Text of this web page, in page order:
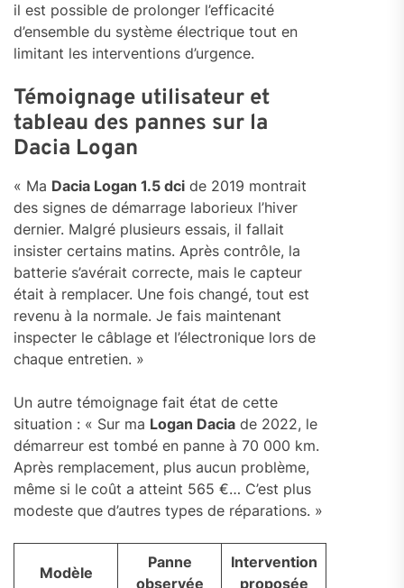
il est possible de prolonger l’efficacité
d’ensemble du système électrique tout en
limitant les interventions d’urgence.
Témoignage utilisateur et
tableau des pannes sur la
Dacia Logan
« Ma Dacia Logan 1.5 dci de 2019 montrait
des signes de démarrage laborieux l’hiver
dernier. Malgré plusieurs essais, il fallait
insister certains matins. Après contrôle, la
batterie s’avérait correcte, mais le capteur
était à remplacer. Une fois changé, tout est
revenu à la normale. Je fais maintenant
inspecter le câblage et l’électronique lors de
chaque entretien. »
Un autre témoignage fait état de cette
situation : « Sur ma Logan Dacia de 2022, le
démarreur est tombé en panne à 70 000 km.
Après remplacement, plus aucun problème,
même si le coût a atteint 565 €… C’est plus
modeste que d’autres types de réparations. »
Modèle
Panne
observée
Intervention
proposée